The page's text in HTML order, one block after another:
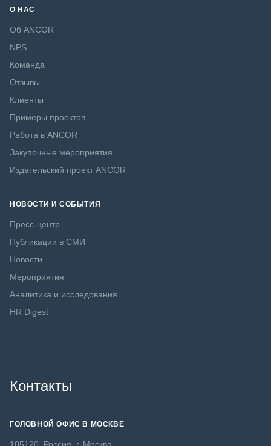
О НАС
Об ANCOR
NPS
Команда
Отзывы
Клиенты
Примеры проектов
Работа в ANCOR
Закупочные мероприятия
Издательский проект ANCOR
НОВОСТИ И СОБЫТИЯ
Пресс-центр
Публикации в СМИ
Новости
Мероприятия
Аналитика и исследования
HR Digest
Контакты
ГОЛОВНОЙ ОФИС В МОСКВЕ